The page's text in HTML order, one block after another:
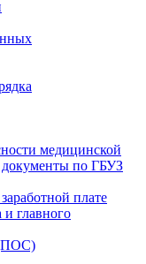
медицинской
документы по ГБУЗ
плате
и главного
(ПОС)